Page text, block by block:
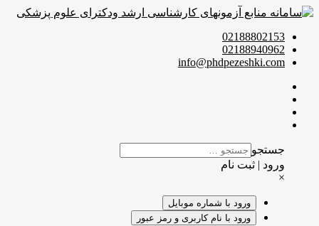
02188802153
02188940962
info@phdpezeshki.com
جستجو
ورود | ثبت نام
×
ورود با شماره موبایل
ورود با نام کاربری و رمز عبور